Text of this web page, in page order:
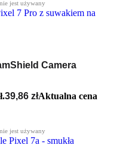
Camera
39,86 złAktualna cena